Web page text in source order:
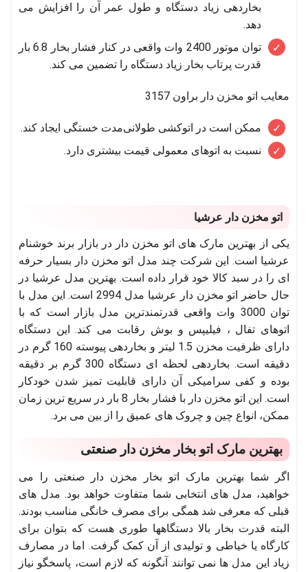
بخاردهی زیاد دستگاه و طول عمر آن را افزایش می
دهد.
توان موتور 2400 وات واقعی در کنار فشار بخار 6.8 بار
قدرت پرتاب بخار زیاد دستگاه را تضمین می کند.
معایب اتو مخزن دار براون 3157
ممکن است در اتوکشی طولانی‌مدت خستگی ایجاد کند.
نسبت به اتوهای معمولی قیمت بیشتری دارد.
اتو مخزن دار عرشیا
یکی از بهترین مارک های اتو مخزن دار در بازار برند خوشنام
عرشیا است. این شرکت چند مدل اتو مخزن دار بسیار حرفه
ای را در سبد کالا خود قرار داده است. بهترین مدل عرشیا در
حال حاضر اتو مخزن دار عرشیا مدل 2994 است. این مدل با
توان 3000 وات واقعی قدرتمندترین مدل بازار است که با
اتوهای تفال ، فیلیپس و بوش رقابت می کند. این دستگاه
دارای ظرفیت مخزن 1.5 لیتر و بخاردهی پیوسته 160 گرم در
دقیقه است. بخاردهی لحظه ای دستگاه 300 گرم بر دقیقه
بوده و کفی سرامیکی آن دارای قابلیت تمیز شدن خودکار
است. این اتو مخزن دار با فشار بخار 8 بار در سریع ترین زمان
ممکن، انواع چین و چروک های عمیق را از بین می برد.
بهترین مارک اتو بخار مخزن دار صنعتی
اگر شما بهترین مارک اتو بخار مخزن دار صنعتی را می
خواهید، مدل های انتخابی شما متفاوت خواهد بود. مدل های
قبلی که معرفی شد همگی برای مصرف خانگی مناسب بودند.
البته قدرت بخار بالا دستگاهها طوری هست که بتوان برای
کارگاه یا خیاطی و تولیدی از آن کمک گرفت. اما در مصارف
زیاد این مدل ها نمی توانند آنگونه که لازم است، پاسخگو نیاز